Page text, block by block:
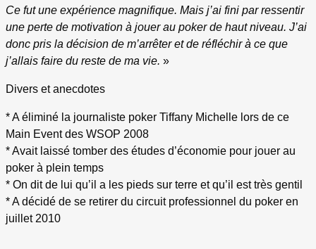
Ce fut une expérience magnifique. Mais j’ai fini par ressentir
une perte de motivation à jouer au poker de haut niveau. J’ai
donc pris la décision de m’arrêter et de réfléchir à ce que
j’allais faire du reste de ma vie. »
Divers et anecdotes
* A éliminé la journaliste poker Tiffany Michelle lors de ce
Main Event des WSOP 2008
* Avait laissé tomber des études d’économie pour jouer au
poker à plein temps
* On dit de lui qu’il a les pieds sur terre et qu’il est très gentil
* A décidé de se retirer du circuit professionnel du poker en
juillet 2010